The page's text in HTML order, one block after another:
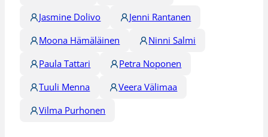
Jasmine Dolivo
Jenni Rantanen
Moona Hämäläinen
Ninni Salmi
Paula Tattari
Petra Noponen
Tuuli Menna
Veera Välimaa
Vilma Purhonen